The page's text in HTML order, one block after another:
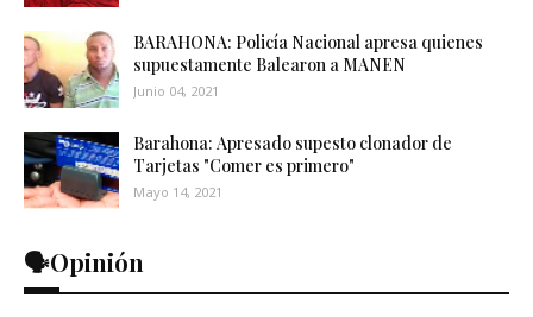
BARAHONA: Policía Nacional apresa quienes
supuestamente Balearon a MANEN
Junio 04, 2021
Barahona: Apresado supesto clonador de
Tarjetas "Comer es primero"
Mayo 14, 2021
🗣️Opinión